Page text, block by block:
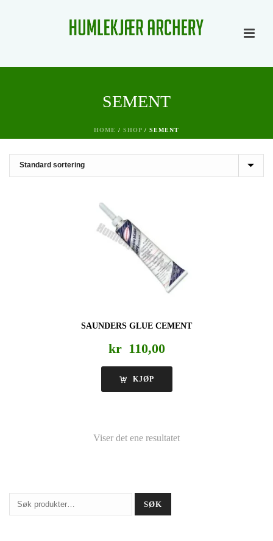
SEMENT
HOME / SHOP / SEMENT
SAUNDERS GLUE CEMENT
kr 110,00
KJØP
Viser det ene resultatet
Søk
etter:
SØK